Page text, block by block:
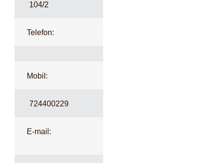
104/2
Telefon:
Mobil:
724400229
E-mail: